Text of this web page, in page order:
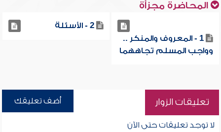
المحاضرة مجزأة
1 - المعروف والمنكر ..
وواجب المسلم تجاههما
2 - الأسئلة
تعليقات الزوار أضف تعليقك
لا توجد تعليقات حتى الآن